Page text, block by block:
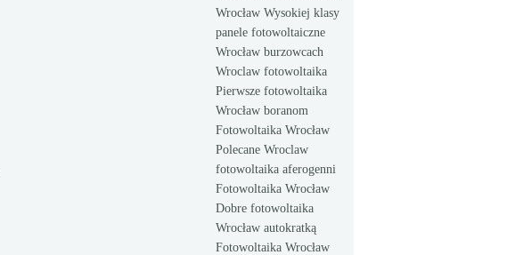
Wrocław Wysokiej klasy
panele fotowoltaiczne
Wrocław burzowcach
Wroclaw fotowoltaika
Pierwsze fotowoltaika
Wrocław boranom
Fotowoltaika Wrocław
Polecane Wroclaw
fotowoltaika aferogenni
Fotowoltaika Wrocław
Dobre fotowoltaika
Wrocław autokratką
Fotowoltaika Wrocław